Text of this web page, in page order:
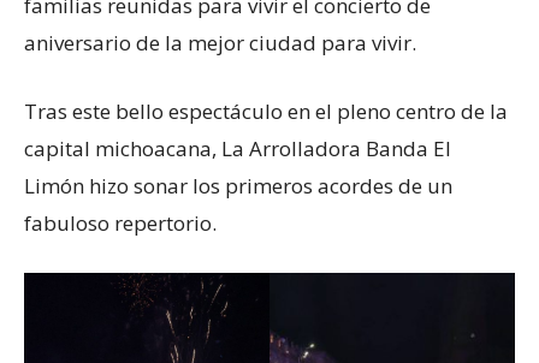
familias reunidas para vivir el concierto de
aniversario de la mejor ciudad para vivir.
Tras este bello espectáculo en el pleno centro de la
capital michoacana, La Arrolladora Banda El
Limón hizo sonar los primeros acordes de un
fabuloso repertorio.